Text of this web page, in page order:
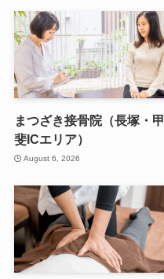
まつざき接骨院（長塚・甲
斐ICエリア）
August 6, 2026